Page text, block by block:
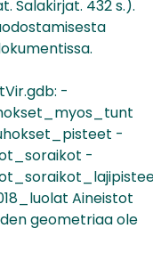
Salakirjat. 432 s.).
-
-
-
Aineistot
geometriaa ole